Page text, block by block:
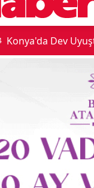
Konya'da Dev